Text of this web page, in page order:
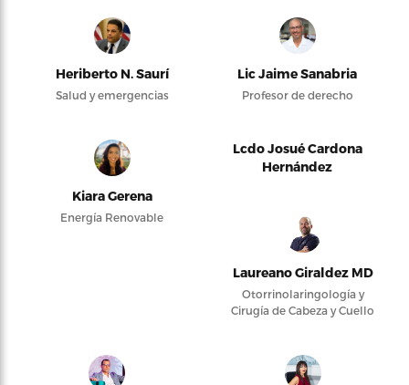
Heriberto N. Saurí
Salud y emergencias
Lic Jaime Sanabria
Profesor de derecho
Kiara Gerena
Energía Renovable
Lcdo Josué Cardona
Hernández
Laureano Giraldez MD
Otorrinolaringología y
Cirugía de Cabeza y Cuello